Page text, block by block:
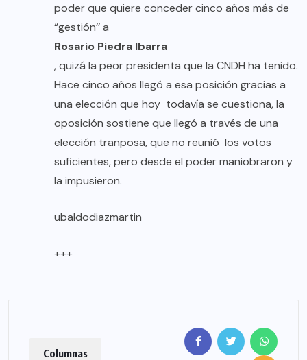
poder que quiere conceder cinco años más de
“gestión’’ a
Rosario Piedra Ibarra
, quizá la peor presidenta que la CNDH ha tenido.
Hace cinco años llegó a esa posición gracias a
una elección que hoy todavía se cuestiona, la
oposición sostiene que llegó a través de una
elección tranposa, que no reunió los votos
suficientes, pero desde el poder maniobraron y
la impusieron.
ubaldodiazmartin
+++
Columnas